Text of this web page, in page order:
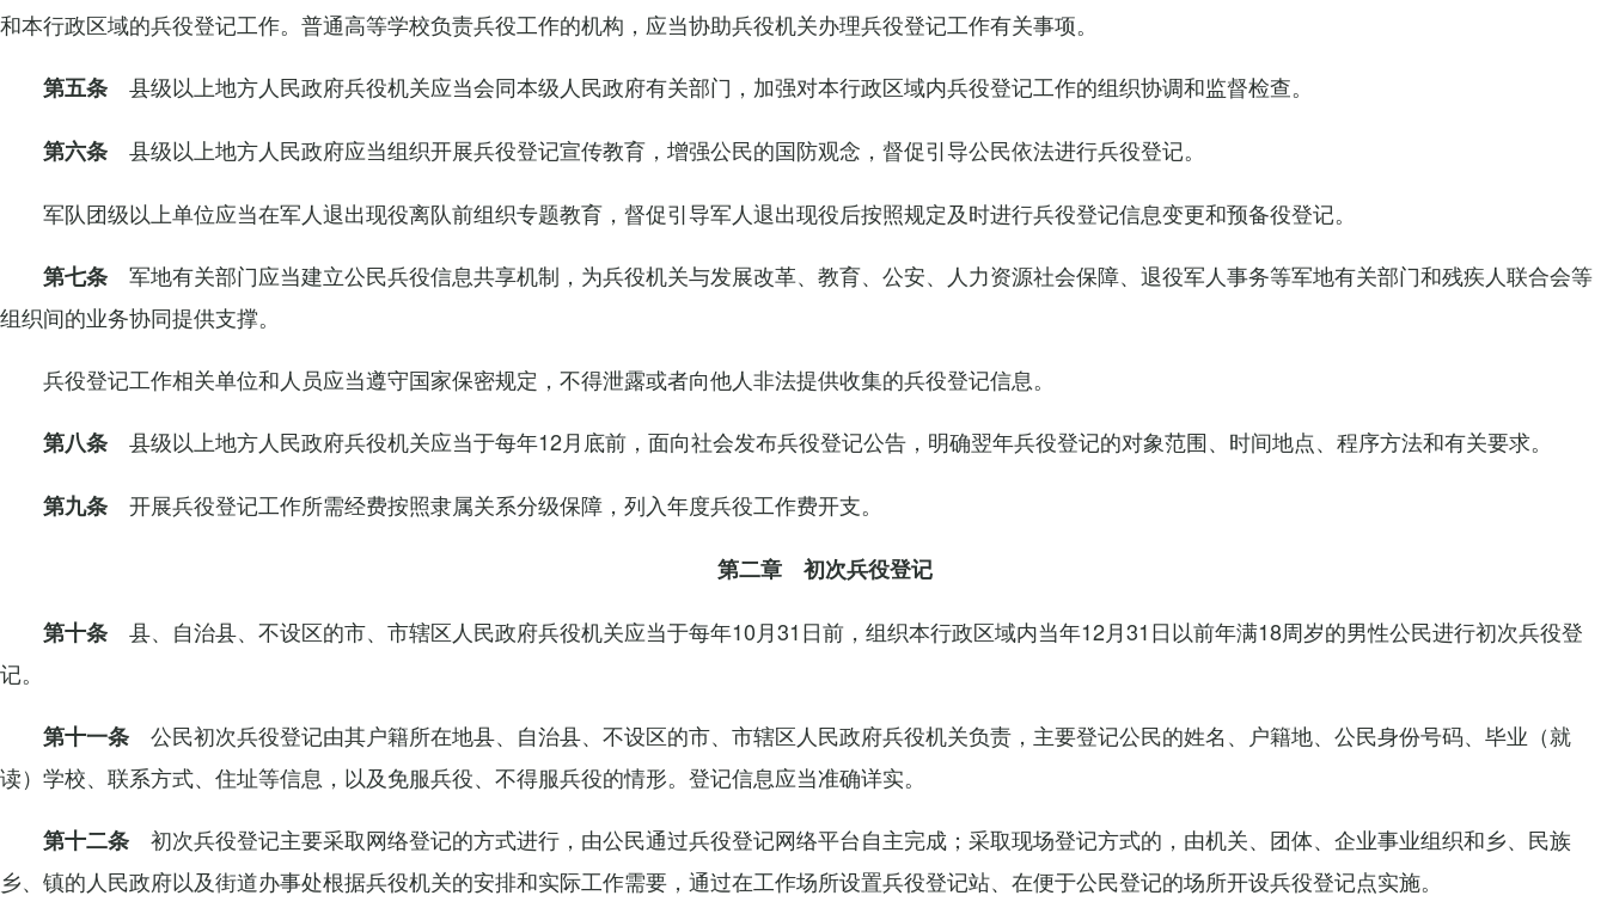
和本行政区域的兵役登记工作。普通高等学校负责兵役工作的机构，应当协助兵役机关办理兵役登记工作有关事项。
第五条 县级以上地方人民政府兵役机关应当会同本级人民政府有关部门，加强对本行政区域内兵役登记工作的组织协调和监督检查。
第六条 县级以上地方人民政府应当组织开展兵役登记宣传教育，增强公民的国防观念，督促引导公民依法进行兵役登记。
军队团级以上单位应当在军人退出现役离队前组织专题教育，督促引导军人退出现役后按照规定及时进行兵役登记信息变更和预备役登记。
第七条 军地有关部门应当建立公民兵役信息共享机制，为兵役机关与发展改革、教育、公安、人力资源社会保障、退役军人事务等军地有关部门和残疾人联合会等
组织间的业务协同提供支撑。
兵役登记工作相关单位和人员应当遵守国家保密规定，不得泄露或者向他人非法提供收集的兵役登记信息。
第八条 县级以上地方人民政府兵役机关应当于每年12月底前，面向社会发布兵役登记公告，明确翌年兵役登记的对象范围、时间地点、程序方法和有关要求。
第九条 开展兵役登记工作所需经费按照隶属关系分级保障，列入年度兵役工作费开支。
第二章 初次兵役登记
第十条 县、自治县、不设区的市、市辖区人民政府兵役机关应当于每年10月31日前，组织本行政区域内当年12月31日以前年满18周岁的男性公民进行初次兵役登
记。
第十一条 公民初次兵役登记由其户籍所在地县、自治县、不设区的市、市辖区人民政府兵役机关负责，主要登记公民的姓名、户籍地、公民身份号码、毕业（就
读）学校、联系方式、住址等信息，以及免服兵役、不得服兵役的情形。登记信息应当准确详实。
第十二条 初次兵役登记主要采取网络登记的方式进行，由公民通过兵役登记网络平台自主完成；采取现场登记方式的，由机关、团体、企业事业组织和乡、民族
乡、镇的人民政府以及街道办事处根据兵役机关的安排和实际工作需要，通过在工作场所设置兵役登记站、在便于公民登记的场所开设兵役登记点实施。